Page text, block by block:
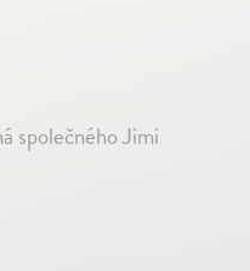
společného Jimi